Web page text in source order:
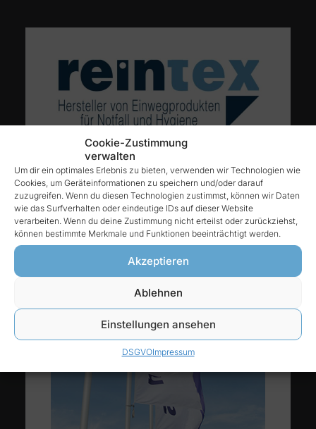
Cookie-Zustimmung
verwalten
Um dir ein optimales Erlebnis zu bieten, verwenden wir Technologien wie
Cookies, um Geräteinformationen zu speichern und/oder darauf
zuzugreifen. Wenn du diesen Technologien zustimmst, können wir Daten
wie das Surfverhalten oder eindeutige IDs auf dieser Website
verarbeiten. Wenn du deine Zustimmung nicht erteilst oder zurückziehst,
können bestimmte Merkmale und Funktionen beeinträchtigt werden.
Akzeptieren
Ablehnen
Einstellungen ansehen
DSGVOImpressum